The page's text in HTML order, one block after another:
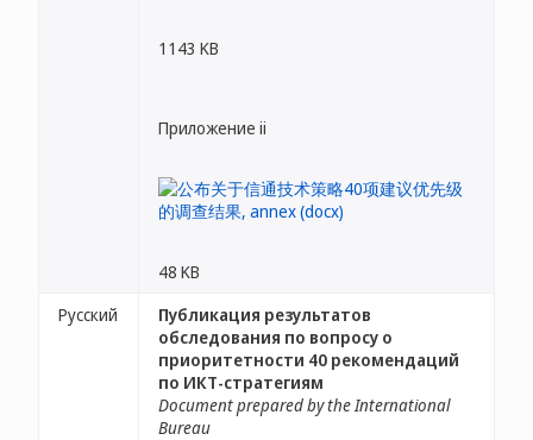
1143 KB
Приложение ii
48 KB
Русский
Публикация результатов
обследования по вопросу о
приоритетности 40 рекомендаций
по ИКТ-стратегиям
Document prepared by the International
Bureau